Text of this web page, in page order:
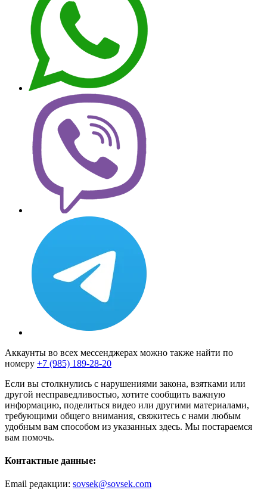
Аккаунты во всех мессенджерах можно также найти по
номеру +7 (985) 189-28-20
Если вы столкнулись с нарушениями закона, взятками или
другой несправедливостью, хотите сообщить важную
информацию, поделиться видео или другими материалами,
требующими общего внимания, свяжитесь с нами любым
удобным вам способом из указанных здесь. Мы постараемся
вам помочь.
Контактные данные:
Email редакции: sovsek@sovsek.com